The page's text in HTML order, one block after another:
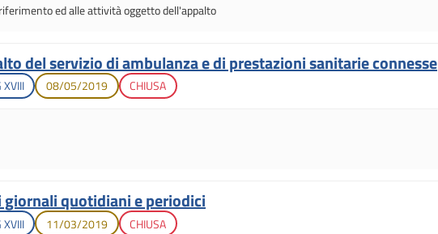
ed alle attività oggetto dell'appalto
del servizio di ambulanza e di prestazioni sanitarie connesse
di apertura
XVIII Data di apertura
08/05/2019 Stato gara
CHIUSA
quotidiani e periodici
di apertura
XVIII Data di apertura
11/03/2019 Stato gara
CHIUSA